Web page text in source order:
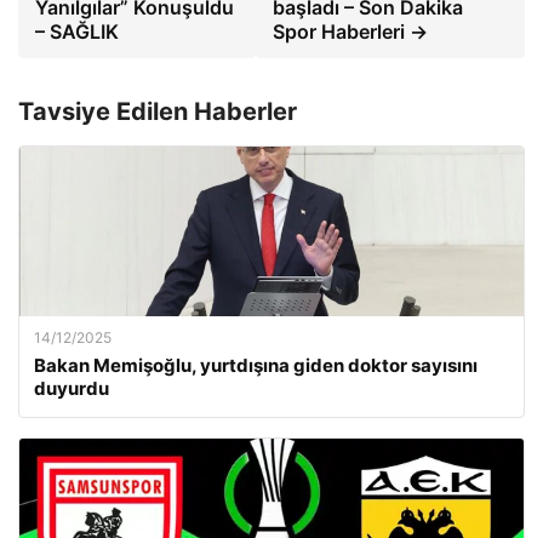
Yanılgılar” Konuşuldu
– SAĞLIK
başladı – Son Dakika
Spor Haberleri →
Tavsiye Edilen Haberler
14/12/2025
Bakan Memişoğlu, yurtdışına giden doktor sayısını
duyurdu